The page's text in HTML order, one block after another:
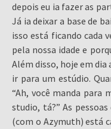
depois eu ia fazer as
Já ia deixar a base de
isso está ficando cada
pela nossa idade e
Além disso, hoje em dia
ir para um estúdio.
“Ah, você manda para
studio, tá?” As
(com o Azymuth) está